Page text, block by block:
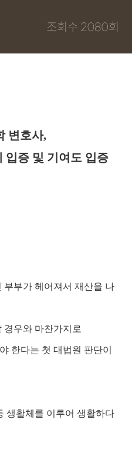
조회수 2080회
변호사,
입증 및 기여도 입증
부부가 헤어져서재산을 나
경우와 마찬가지로
한다는 첫 대법원 판단이
생활체를 이루어 생활하다